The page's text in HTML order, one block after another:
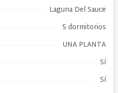
Laguna Del Sauce
5 dormitorios
UNA PLANTA
Sí
Sí